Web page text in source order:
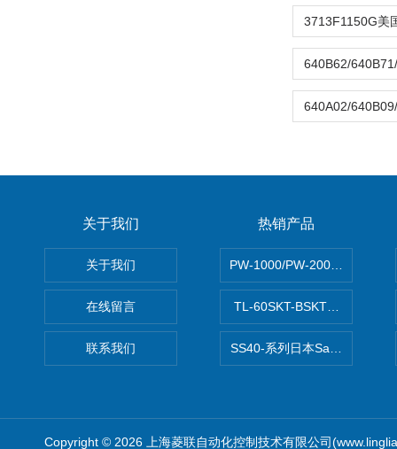
关于我们
关于我们
在线留言
联系我们
热销产品
PW-1000/PW-
TL-60SKT-BSKTC张力控制器
SS40-系列日本Sawamura泽
Copyright © 2026 上海菱联自动化控制技术有限公司